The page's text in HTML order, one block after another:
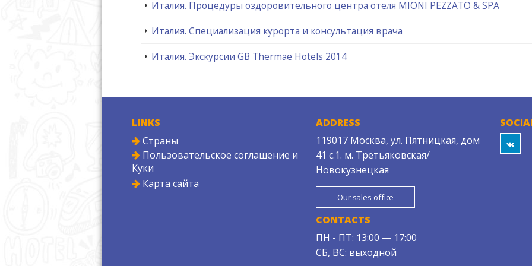
Италия. Процедуры оздоровительного центра отеля MIONI PEZZATO & SPA
Италия. Специализация курорта и консультация врача
Италия. Экскурсии GB Thermae Hotels 2014
LINKS
Страны
Пользовательское соглашение и
Куки
Карта сайта
ADDRESS
119017 Москва, ул. Пятницкая, дом
41 с.1. м. Третьяковская/
Новокузнецкая
Our sales office
CONTACTS
ПН - ПТ: 13:00 — 17:00
СБ, ВС: выходной